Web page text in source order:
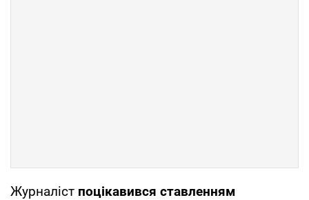
Журналіст поцікавився ставленням